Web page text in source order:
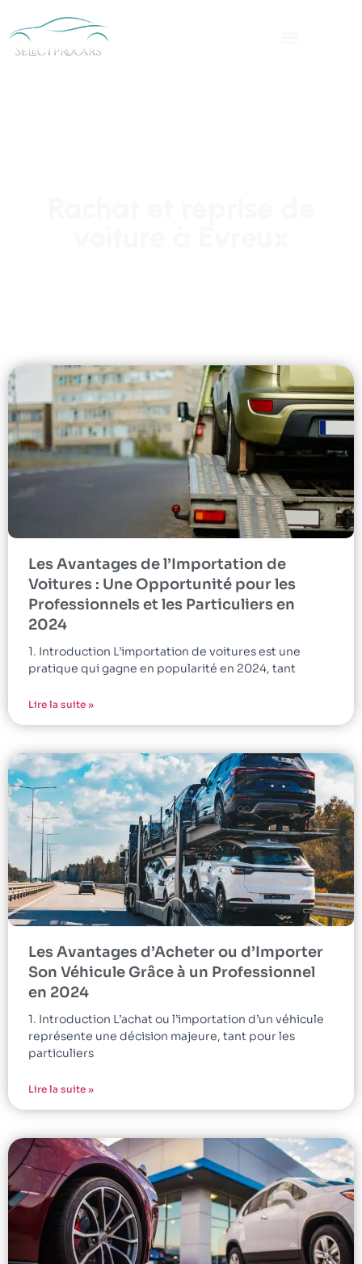
Les Avantages de l’Importation de
Voitures : Une Opportunité pour les
Professionnels et les Particuliers en
2024
1. Introduction L’importation de voitures est une
pratique qui gagne en popularité en 2024, tant
Lire la suite »
Les Avantages d’Acheter ou d’Importer
Son Véhicule Grâce à un Professionnel
en 2024
1. Introduction L’achat ou l’importation d’un véhicule
représente une décision majeure, tant pour les
particuliers
Lire la suite »